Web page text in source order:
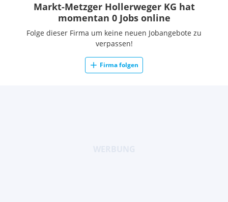
Markt-Metzger Hollerweger KG hat
momentan 0 Jobs online
Folge dieser Firma um keine neuen Jobangebote zu
verpassen!
Firma folgen